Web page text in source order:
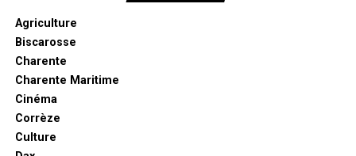
Agriculture
Biscarosse
Charente
Charente Maritime
Cinéma
Corrèze
Culture